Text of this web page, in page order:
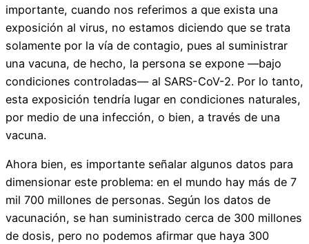
importante, cuando nos referimos a que exista una
exposición al virus, no estamos diciendo que se trata
solamente por la vía de contagio, pues al suministrar
una vacuna, de hecho, la persona se expone —bajo
condiciones controladas— al SARS-CoV-2. Por lo tanto,
esta exposición tendría lugar en condiciones naturales,
por medio de una infección, o bien, a través de una
vacuna.
Ahora bien, es importante señalar algunos datos para
dimensionar este problema: en el mundo hay más de 7
mil 700 millones de personas. Según los datos de
vacunación, se han suministrado cerca de 300 millones
de dosis, pero no podemos afirmar que haya 300